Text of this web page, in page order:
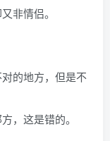
非情侣。
的地方，但是不
，这是错的。